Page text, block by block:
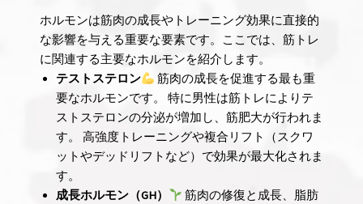
ホルモンは筋肉の成長やトレーニング効果に直接的
な影響を与える重要な要素です。ここでは、筋トレ
に関連する主要なホルモンを紹介します。
テストステロン
筋肉の成長を促進する最も重
要なホルモンです。 特に男性は筋トレによりテ
ストステロンの分泌が増加し、筋肥大が行われま
す。 高強度トレーニングや複合リフト（スクワ
ットやデッドリフトなど）で効果が最大化されま
す。
成長ホルモン（GH）
筋肉の修復と成長、脂肪